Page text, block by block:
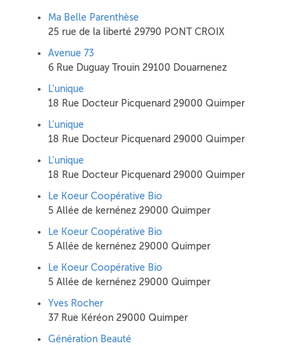
Ma Belle Parenthèse
25 rue de la liberté 29790 PONT CROIX
Avenue 73
6 Rue Duguay Trouin 29100 Douarnenez
L'unique
18 Rue Docteur Picquenard 29000 Quimper
L'unique
18 Rue Docteur Picquenard 29000 Quimper
L'unique
18 Rue Docteur Picquenard 29000 Quimper
Le Koeur Coopérative Bio
5 Allée de kernénez 29000 Quimper
Le Koeur Coopérative Bio
5 Allée de kernénez 29000 Quimper
Le Koeur Coopérative Bio
5 Allée de kernénez 29000 Quimper
Yves Rocher
37 Rue Kéréon 29000 Quimper
Génération Beauté